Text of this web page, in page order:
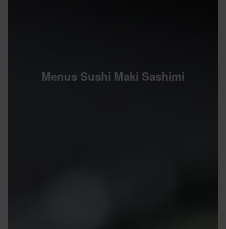
Menus Sushi Maki Sashimi